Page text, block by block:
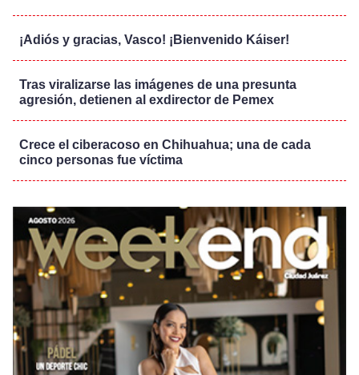
¡Adiós y gracias, Vasco! ¡Bienvenido Káiser!
Tras viralizarse las imágenes de una presunta
agresión, detienen al exdirector de Pemex
Crece el ciberacoso en Chihuahua; una de cada
cinco personas fue víctima